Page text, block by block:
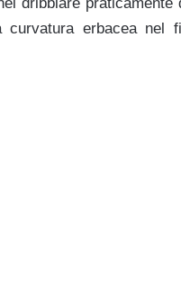
erbacea nel